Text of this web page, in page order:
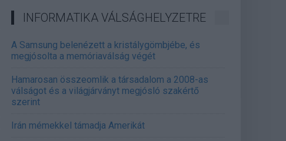
INFORMATIKA VÁLSÁGHELYZETRE
A Samsung belenézett a kristálygömbjébe, és
megjósolta a memóriaválság végét
Hamarosan összeomlik a társadalom a 2008-as
válságot és a világjárványt megjósló szakértő
szerint
Irán mémekkel támadja Amerikát